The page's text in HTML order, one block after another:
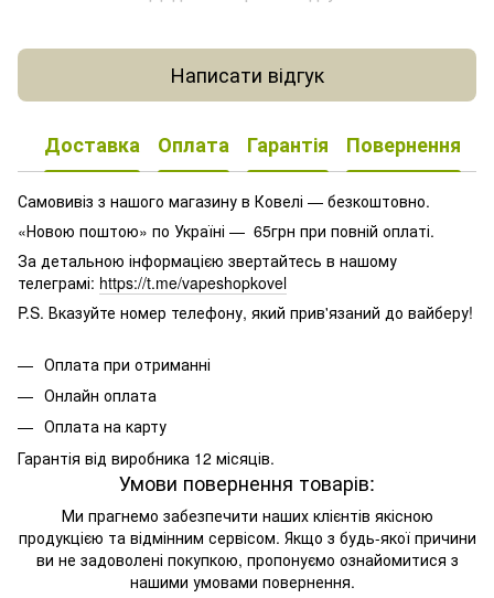
Написати відгук
Доставка Оплата Гарантія Повернення
Самовивіз з нашого магазину в Ковелі — безкоштовно.
«Новою поштою» по Україні — 65грн при повній оплаті.
За детальною інформацією звертайтесь в нашому
телеграмі: https://t.me/vapeshopkovel
P.S. Вказуйте номер телефону, який прив'язаний до вайберу!
Оплата при отриманні
Онлайн оплата
Оплата на карту
Гарантія від виробника 12 місяців.
Умови повернення товарів:
Ми прагнемо забезпечити наших клієнтів якісною
продукцією та відмінним сервісом. Якщо з будь-якої причини
ви не задоволені покупкою, пропонуємо ознайомитися з
нашими умовами повернення.